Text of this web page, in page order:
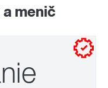
menič